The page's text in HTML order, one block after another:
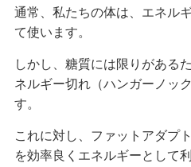
通常、私たちの体は、エネル
て使います。
しかし、糖質には限りがある
ネルギー切れ（ハンガーノッ
す。
これに対し、ファットアダプ
を効率良くエネルギーとして